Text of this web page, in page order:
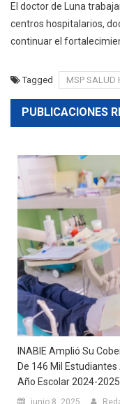
El doctor de Luna
centros hospitalarios,
continuar el
Tagged MSP SALUD
PUBLICACIONES
INABIE Amplió Su
De 146 Mil
Año Escolar 2024-2025
junio 8, 2025